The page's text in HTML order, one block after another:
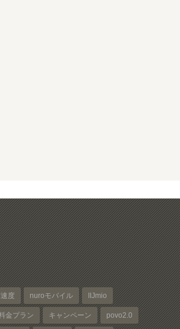
度 nuroモバイル IIJmio
金プラン キャンペーン povo2.0